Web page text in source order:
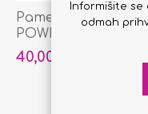
Pametni prekidač -
POWR2
40,00 KM
Informišite se
odmah